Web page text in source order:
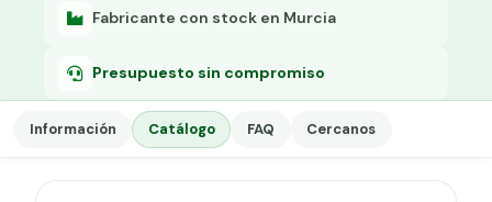
Fabricante con stock en Murcia
Presupuesto sin compromiso
Información Catálogo FAQ Cercanos